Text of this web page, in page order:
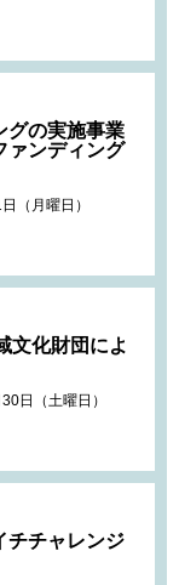
グの実施事業
ァンディング
（月曜日）
文化財団によ
日（土曜日）
チチャレンジ